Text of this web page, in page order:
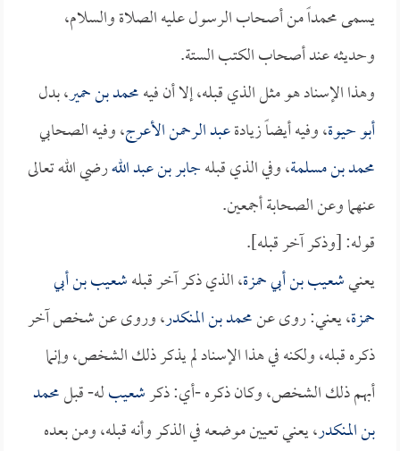
يسمى محمداً من أصحاب الرسول عليه الصلاة والسلام،
وحديثه عند أصحاب الكتب الستة.
وهذا الإسناد هو مثل الذي قبله، إلا أن فيهمحمد بن حمير، بدل
أبو حيوة، وفيه أيضاً زيادةعبد الرحمن الأعرج، وفيه الصحابي
محمد بن مسلمة، وفي الذي قبلهجابر بن عبد اللهرضي الله تعالى
عنهما وعن الصحابة أجمعين.
قوله: [وذكر آخر قبله].
يعنيشعيب بن أبي حمزة، الذي ذكر آخر قبلهشعيب بن أبي
حمزة، يعني: روى عنمحمد بن المنكدر، وروى عن شخص آخر
ذكره قبله، ولكنه في هذا الإسناد لم يذكر ذلك الشخص، وإنما
أبهم ذلك الشخص، وكان ذكره -أي: ذكرشعيبله- قبلمحمد
بن المنكدر، يعني تعيين موضعه في الذكر وأنه قبله، ومن بعده